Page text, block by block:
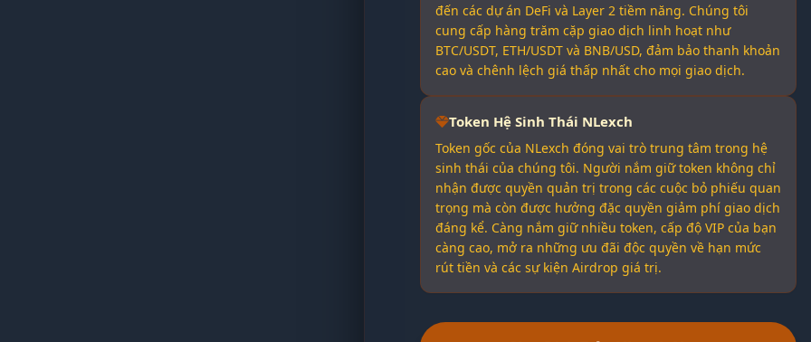
đến các dự án DeFi và Layer 2 tiềm năng. Chúng tôi
cung cấp hàng trăm cặp giao dịch linh hoạt như
BTC/USDT, ETH/USDT và BNB/USD, đảm bảo thanh khoản
cao và chênh lệch giá thấp nhất cho mọi giao dịch.
Token Hệ Sinh Thái NLexch
Token gốc của NLexch đóng vai trò trung tâm trong hệ
sinh thái của chúng tôi. Người nắm giữ token không chỉ
nhận được quyền quản trị trong các cuộc bỏ phiếu quan
trọng mà còn được hưởng đặc quyền giảm phí giao dịch
đáng kể. Càng nắm giữ nhiều token, cấp độ VIP của bạn
càng cao, mở ra những ưu đãi độc quyền về hạn mức
rút tiền và các sự kiện Airdrop giá trị.